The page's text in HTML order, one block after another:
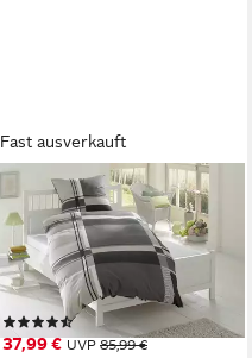
Fast ausverkauft
MY HOME
Bettwäsche NINA, in
verschiedenen Qualitäten,
Biber, 4 teilig, in den Größen:
135x200 oder 155x220 cm
(3667)
37,99 € UVP 85,99 €